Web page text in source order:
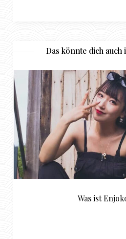
Das könnte dich
Rinsing –
zwischen